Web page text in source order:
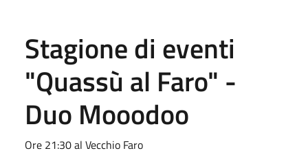
Stagione di eventi
"Quassù al Faro" -
Duo Mooodoo
Ore 21:30 al Vecchio Faro